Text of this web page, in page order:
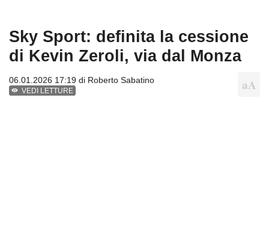
Sky Sport: definita la cessione
di Kevin Zeroli, via dal Monza
06.01.2026 17:19 di Roberto Sabatino
VEDI LETTURE